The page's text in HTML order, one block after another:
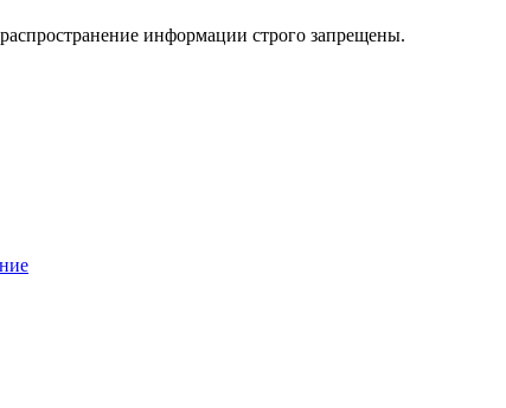
информации строго запрещены.